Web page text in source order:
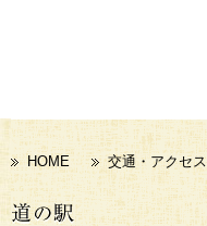
HOME 交通・アクセス